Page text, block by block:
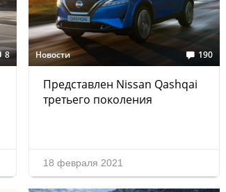
8 Новости 190
Представлен Nissan Qashqai
третьего поколения
18 февраля 2021